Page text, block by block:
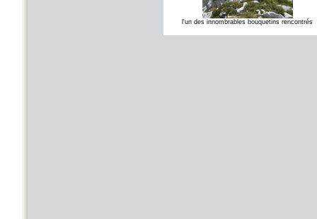
l'un des innombrables bouquetins rencontrés